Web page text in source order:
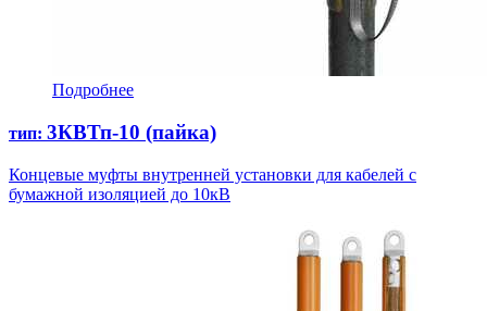
Подробнее
тип: 3КВТп-10 (пайка)
Концевые муфты внутренней установки для кабелей с
бумажной изоляцией до 10кВ